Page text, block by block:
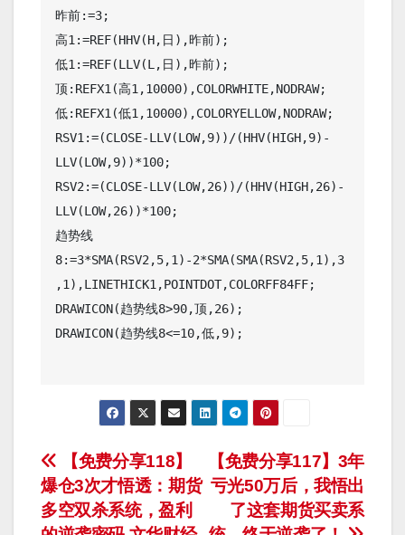
昨前:=3;
高1:=REF(HHV(H,日),昨前);
低1:=REF(LLV(L,日),昨前);
顶:REFX1(高1,10000),COLORWHITE,NODRAW;
低:REFX1(低1,10000),COLORYELLOW,NODRAW;
RSV1:=(CLOSE-LLV(LOW,9))/(HHV(HIGH,9)-
LLV(LOW,9))*100;
RSV2:=(CLOSE-LLV(LOW,26))/(HHV(HIGH,26)-
LLV(LOW,26))*100;
趋势线
8:=3*SMA(RSV2,5,1)-2*SMA(SMA(RSV2,5,1),3
,1),LINETHICK1,POINTDOT,COLORFF84FF;
DRAWICON(趋势线8>90,顶,26);
DRAWICON(趋势线8<=10,低,9);
文
章
【免费分享117】3年
亏光50万后，我悟出
了这套期货买卖系
【免费分享118】
爆仓3次才悟透：期货
多空双杀系统，盈利